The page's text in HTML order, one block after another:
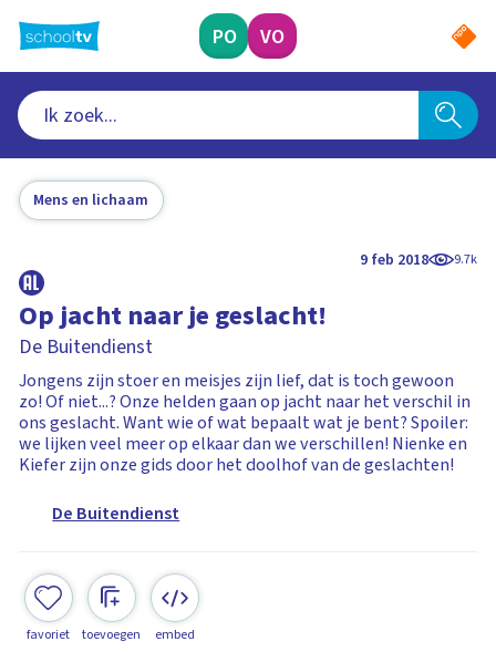
naar
hoofdinhoud
PO VO
Mens en lichaam
9 feb 2018 9.7k
Op jacht naar je geslacht!
De Buitendienst
Jongens zijn stoer en meisjes zijn lief, dat is toch gewoon
zo! Of niet...? Onze helden gaan op jacht naar het verschil in
ons geslacht. Want wie of wat bepaalt wat je bent? Spoiler:
we lijken veel meer op elkaar dan we verschillen! Nienke en
Kiefer zijn onze gids door het doolhof van de geslachten!
De Buitendienst
favoriet toevoegen embed